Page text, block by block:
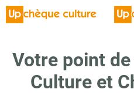
Votre point
Culture et